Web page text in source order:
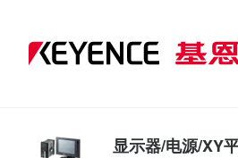
显示器/电源/XY